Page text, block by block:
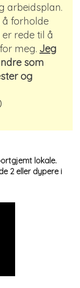
arbeidsplan.
forholde
rede til å
meg. Jeg
som
og
lokale.
2 eller dypere i